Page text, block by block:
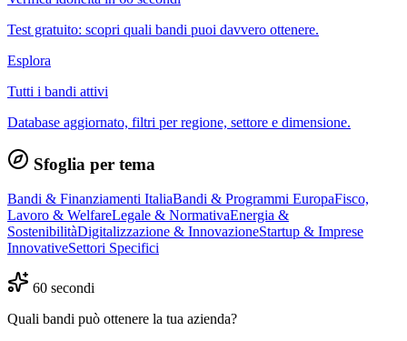
Test gratuito: scopri quali bandi puoi davvero ottenere.
Esplora
Tutti i bandi attivi
Database aggiornato, filtri per regione, settore e dimensione.
Sfoglia per tema
Bandi & Finanziamenti ItaliaBandi & Programmi EuropaFisco,
Lavoro & WelfareLegale & NormativaEnergia &
SostenibilitàDigitalizzazione & InnovazioneStartup & Imprese
InnovativeSettori Specifici
60 secondi
Quali bandi può ottenere la tua azienda?